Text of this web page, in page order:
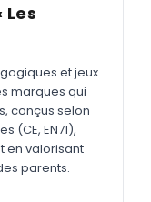
et jeux
marques qui
conçus selon
(CE, EN71),
en valorisant
parents.